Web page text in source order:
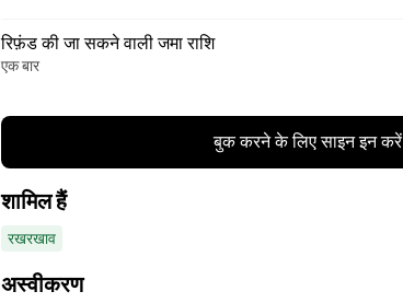
रिफ़ंड की जा सकने वाली जमा राशि
एक बार
बुक करने के लिए साइन इन करें
शामिल हैं
रखरखाव
अस्वीकरण